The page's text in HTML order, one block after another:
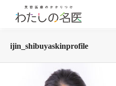
ijin_shibuyaskinprofile